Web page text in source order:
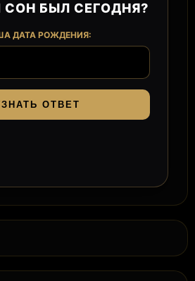
БЫЛ СЕГОДНЯ?
ДАТА РОЖДЕНИЯ:
ОТВЕТ